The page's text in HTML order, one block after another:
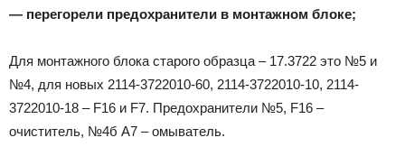
— перегорели предохранители в монтажном блоке;
Для монтажного блока старого образца – 17.3722 это №5 и
№4, для новых 2114-3722010-60, 2114-3722010-10, 2114-
3722010-18 – F16 и F7. Предохранители №5, F16 –
очиститель, №4б А7 – омыватель.